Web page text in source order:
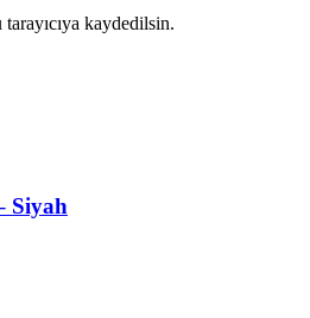
kaydedilsin.
Siyah